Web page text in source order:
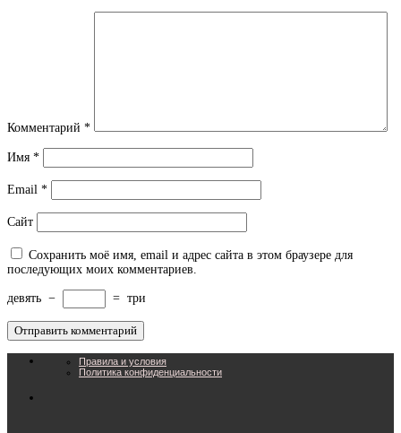
Комментарий *
Имя *
Email *
Сайт
Сохранить моё имя, email и адрес сайта в этом браузере для
последующих моих комментариев.
девять − = три
Правила и условия
Политика конфиденциальности